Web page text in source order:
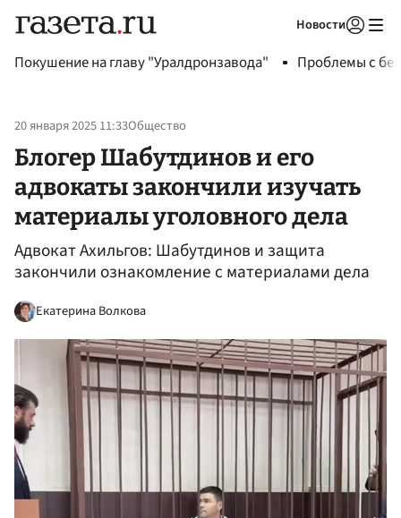
Новости
Покушение на главу "Уралдронзавода" Проблемы с
20 января 2025 11:33Общество
Блогер Шабутдинов и его
адвокаты закончили изучать
материалы уголовного дела
Адвокат Ахильгов: Шабутдинов и защита
закончили ознакомление с материалами дела
Екатерина Волкова